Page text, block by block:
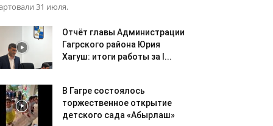
31 июля.
Отчёт главы Администрации
Гагрского района Юрия
Хагуш: итоги работы за I...
В Гагре состоялось
торжественное открытие
детского сада «Абырлаш»